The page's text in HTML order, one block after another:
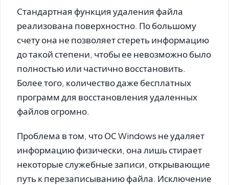
Стандартная функция удаления файла
реализована поверхностно. По большому
счету она не позволяет стереть информацию
до такой степени, чтобы ее невозможно было
полностью или частично восстановить.
Более того, количество даже бесплатных
программ для восстановления удаленных
файлов огромно.
Проблема в том, что ОС Windows не удаляет
информацию физически, она лишь стирает
некоторые служебные записи, открывающие
путь к перезаписыванию файла. Исключение